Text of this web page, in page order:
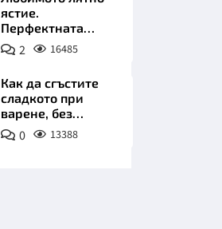
ни град
ястие.
Перфектната
имамбаялдъ
2 16485
Как да сгъстите
сладкото при
варене, без
нишесте или
желатин
0 13388